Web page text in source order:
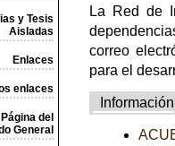
y Tesis
Aisladas
Enlaces
enlaces
Página del
General
La Red de
correo
para el
Información